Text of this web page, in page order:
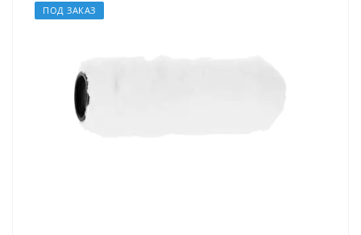
ПОД ЗАКАЗ